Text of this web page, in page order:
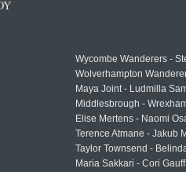
Wycombe Wanderers -
Wolverhampton
Maya Joint - Ludmilla
Middlesbrough -
Elise Mertens - Naomi
Terence Atmane - Jakub
Taylor Townsend -
Maria Sakkari - Cori Gauff